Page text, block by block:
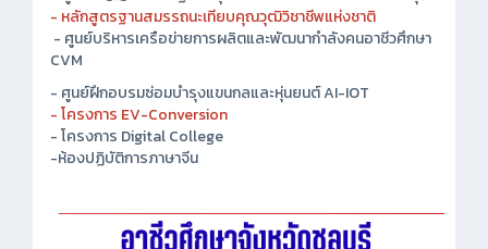
- ศูนย์ปัญญาประดิษฐ์เพื่ออุตสาหกรรม วิทยาลัยเทคนิคชลบุรี
- หลักสูตรฐานสมรรถนะเทียบคุณวุฒิวิชาชีพแห่งชาติ
- ศูนย์บริหารเครือข่ายการผลิตและพัฒนากำลังคนอาชีวศึกษา
CVM
- ศูนย์ฝึกอบรมซ่อมบำรุงแขนกลและหุ่นยนต์ AI-IOT
- โครงการ EV-Conversion
- โครงการ Digital College